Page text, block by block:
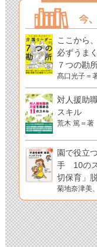
ここから
必ずうま
７つの勘
髙口光子＝
対人援助
スキル
荒木 篤＝著
園で役立
手 10の
切保育」
菊地奈津美